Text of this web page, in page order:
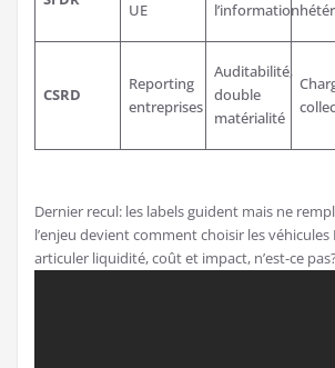
UE
l’information
CSRD
Reporting
entreprises
Auditabilité,
double
matérialité
Dernier recul: les labels guident mais ne
l’enjeu devient comment choisir les véhicules
articuler liquidité, coût et impact, n’est-ce pas?